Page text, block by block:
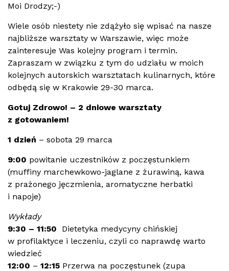
Moi Drodzy;-)
Wiele osób niestety nie zdążyło się wpisać na nasze
najbliższe warsztaty w Warszawie, więc może
zainteresuje Was kolejny program i termin.
Zapraszam w związku z tym do udziału w moich
kolejnych autorskich warsztatach kulinarnych, które
odbędą się w Krakowie 29-30 marca.
Gotuj Zdrowo! – 2 dniowe warsztaty
z gotowaniem!
1 dzień – sobota 29 marca
9:00 powitanie uczestników z poczęstunkiem
(muffiny marchewkowo-jaglane z żurawiną, kawa
z prażonego jęczmienia, aromatyczne herbatki
i napoje)
Wykłady
9:30 – 11:50 Dietetyka medycyny chińskiej
w profilaktyce i leczeniu, czyli co naprawdę warto
wiedzieć
12:00 – 12:15 Przerwa na poczęstunek (zupa